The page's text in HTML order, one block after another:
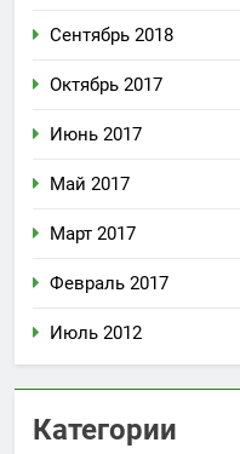
Сентябрь 2018
Октябрь 2017
Июнь 2017
Май 2017
Март 2017
Февраль 2017
Июль 2012
Категории